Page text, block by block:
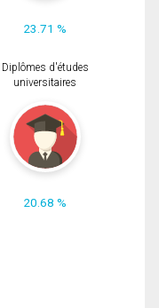
23.71 %
Diplômes d'études
universitaires
20.68 %